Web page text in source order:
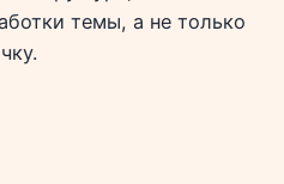
темы, а не только